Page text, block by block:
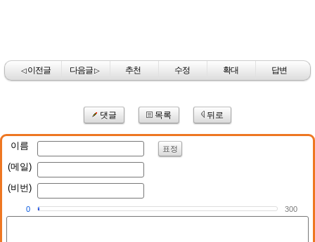
◁이전글 다음글▷ 추천 수정 확대 답변
댓글 목록 뒤로
이름 표정
(메일)
(비번)
0 300